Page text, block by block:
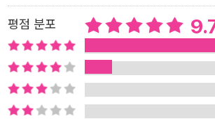
를 만나서 사막에 간다고 합니다! 그림책 『바람
의 모든 이야기가 어떻게 만들어지는지를 보여
하고 상상하고 이야기합니다. 우리는 듣고 상
게 세상의 모든 이야기는 작지만 아주 소중한
그리고 서로 소통하고 상상하면서 점점 더 큰
기는 문학이 되고 미술이 되고 음악이 됩니다.
평점 분포